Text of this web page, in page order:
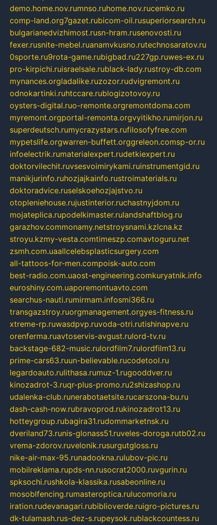
demo.home.nov.rumnso.ruhome.nov.rucemko.ru
comp-land.org7gazet.rubicom-oil.rusuperiorsearch.ru
bulgarianedvizhimost.rusn-hram.rusenovosti.ru
fexer.rusnite-mebel.ruanamvkusno.rutechnosaratov.ru
0sporte.ru9rota-game.rubigbad.ru227gp.ruwes-ex.ru
pro-kirpichi.ruisraelsale.rublack-lady.rustroy-db.com
mynances.orgladalike.ruzozor.rudvigremont.ru
odnokartinki.ruhtccare.rublogizotovoy.ru
oysters-digital.ruo-remonte.orgremontdoma.com
myremont.orgportal-remonta.orgvyitikho.rumirjon.ru
superdeutsch.rumycrazystars.rufilosofyfree.com
mypetslife.orgwarren-buffett.orggreleon.comsp-or.ru
infoelectrik.rumaterialexpert.rudetkiexpert.ru
doktorvilechit.ruvsesvoimirykami.ruinstrumentgid.ru
manikjurinfo.ruhozjajkainfo.rustroimaterials.ru
doktoradvice.ruselskoehozjajstvo.ru
otopleniehouse.rujustinterior.ruchastnyjdom.ru
mojateplica.rupodelkimaster.rulandshaftblog.ru
garazhov.commonamy.netstroysnami.kzlcna.kz
stroyu.kzmy-vesta.comtimeszp.comavtoguru.net
zsmh.com.uaallcelebsplasticsurgery.com
all-tattoos-for-men.compoisk-auto.com
best-radio.com.uaost-engineering.comkuryatnik.info
euroshiny.com.uaporemontuavto.com
searchus-nauti.rumirmam.infosmi366.ru
transgazstroy.ruorgmanagement.orgyes-fitness.ru
xtreme-rp.ruwasdpvp.ruvoda-otri.rutishinapve.ru
orenferma.ruavtoservis-avgust.rulord-tv.ru
backstage-682-music.rulordfilm7.rulordfilm13.ru
prime-cars63.ruun-believable.rucodetool.ru
legardoauto.rulithasa.rumuz-1.rugooddver.ru
kinozadrot-3.ruqr-plus-promo.ru2shizashop.ru
udalenka-club.runerabotaetsite.rucarszona-bu.ru
dash-cash-now.rubravoprod.rukinozadrot13.ru
hotteygroup.rubagira31.rudommarketnsk.ru
dveriland73.runis-glonass51.ruveles-doroga.rutb02.ru
vrema-zdorov.ruvelonik.rusurgutgloss.ru
nike-air-max-95.runadookna.rulubov-pic.ru
mobilreklama.rupds-nn.rusocrat2000.ruvgurin.ru
spksochi.rushkola-klassika.rusabeonline.ru
mosoblfencing.rumasteroptica.rulucomoria.ru
iration.rudevanagari.rubiblioverde.ruigro-pictures.ru
dk-tulamash.rus-dez-s.rupeysok.rublackcountess.ru